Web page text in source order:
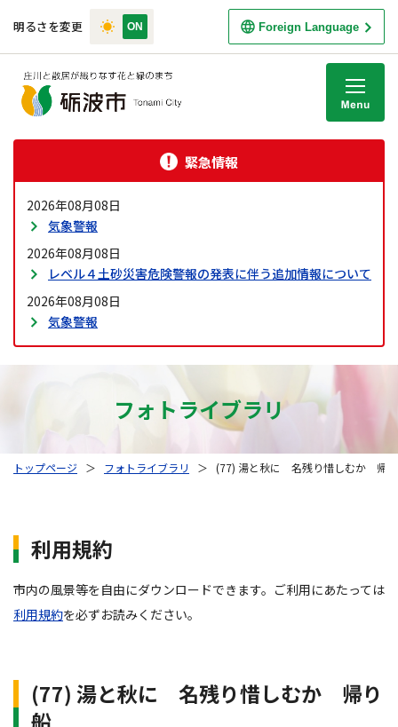
明るさを変更 Foreign Language
緊急情報
2026年08月08日
気象警報
2026年08月08日
レベル４土砂災害危険警報の発表に伴う追加情報について
2026年08月08日
気象警報
フォトライブラリ
トップページ ＞ フォトライブラリ ＞ (77) 湯と秋に 名残り惜しむか 帰
利用規約
市内の風景等を自由にダウンロードできます。ご利用にあたっては
利用規約を必ずお読みください。
(77) 湯と秋に 名残り惜しむか 帰り
船